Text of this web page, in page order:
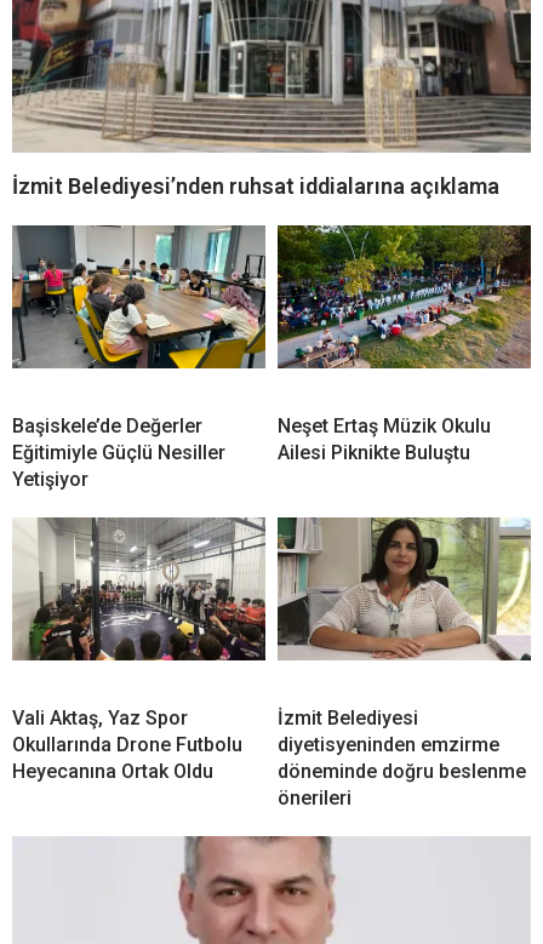
İzmit Belediyesi’nden ruhsat iddialarına açıklama
Başiskele’de Değerler
Eğitimiyle Güçlü Nesiller
Yetişiyor
Neşet Ertaş Müzik Okulu
Ailesi Piknikte Buluştu
Vali Aktaş, Yaz Spor
Okullarında Drone Futbolu
Heyecanına Ortak Oldu
İzmit Belediyesi
diyetisyeninden emzirme
döneminde doğru beslenme
önerileri